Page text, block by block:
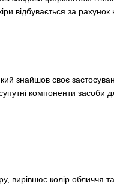
відбувається за рахунок
знайшов своє
компоненти засоби
вирівнює колір обличчя